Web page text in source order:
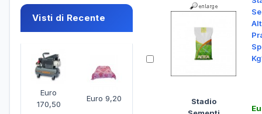
Visti di Recente
Euro
170,50
Euro 9,20
Stadio